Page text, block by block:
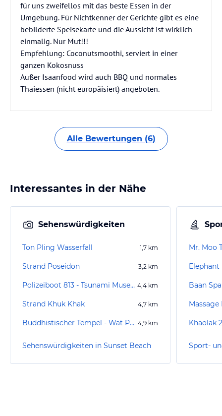
für uns zweifellos mit das beste Essen in der
Umgebung. Für Nichtkenner der Gerichte gibt es eine
bebilderte Speisekarte und die Aussicht ist wirklich
einmalig. Nur Mut!!!
Empfehlung: Coconutsmoothi, serviert in einer
ganzen Kokosnuss
Außer Isaanfood wird auch BBQ und normales
Thaiessen (nicht europäisiert) angeboten.
Alle Bewertungen (6)
Interessantes in der Nähe
Sehenswürdigkeiten
Ton Pling Wasserfall 1,7 km
Strand Poseidon 3,2 km
Polizeiboot 813 - Tsunami Museum 4,4 km
Strand Khuk Khak 4,7 km
Buddhistischer Tempel - Wat Phanat Nikhom 4,9 km
Sehenswürdigkeiten in Sunset Beach
Mr. Moo
Elephant
Baan Spa
Massage
Khaolak